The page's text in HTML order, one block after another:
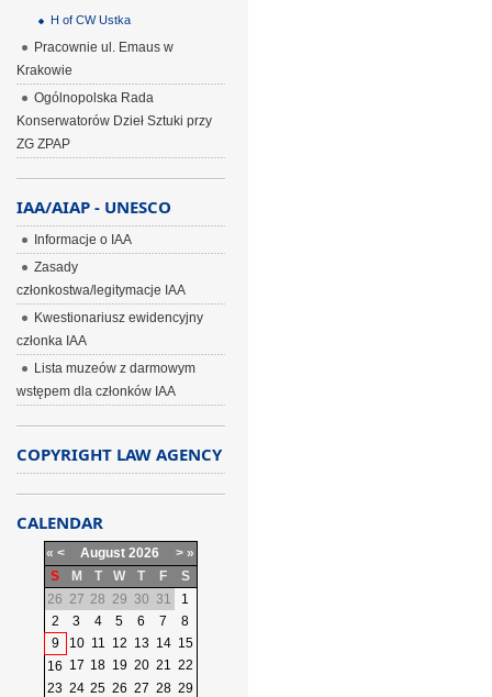
H of CW Ustka
Pracownie ul. Emaus w
Krakowie
Ogólnopolska Rada
Konserwatorów Dzieł Sztuki przy
ZG ZPAP
IAA/AIAP - UNESCO
Informacje o IAA
Zasady
członkostwa/legitymacje IAA
Kwestionariusz ewidencyjny
członka IAA
Lista muzeów z darmowym
wstępem dla członków IAA
COPYRIGHT LAW AGENCY
CALENDAR
« < August 2026 > »
S
M T W T F
S
26 27 28 29 30 31
1
2
3 4 5 6 7
8
9
10 11 12 13 14 15
16 17 18 19 20 21 22
23 24 25 26 27 28 29